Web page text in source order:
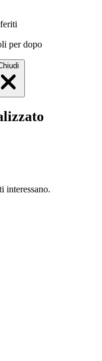
per dopo
interessano.